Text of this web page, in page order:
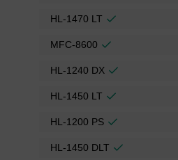
HL-1470 LT
MFC-8600
HL-1240 DX
HL-1450 LT
HL-1200 PS
HL-1450 DLT